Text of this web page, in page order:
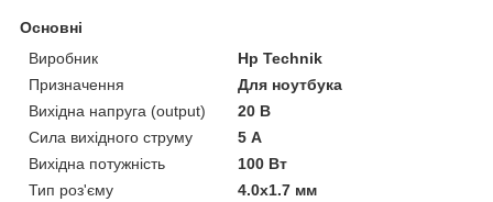
Основні
Виробник
Hp Technik
Призначення
Для ноутбука
Вихідна напруга (output)
20 В
Сила вихідного струму
5 А
Вихідна потужність
100 Вт
Тип роз'єму
4.0x1.7 мм